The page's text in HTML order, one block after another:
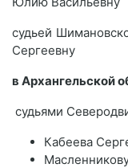
судьей
Сергеевну
в Архангельской
судьями
Кабеева